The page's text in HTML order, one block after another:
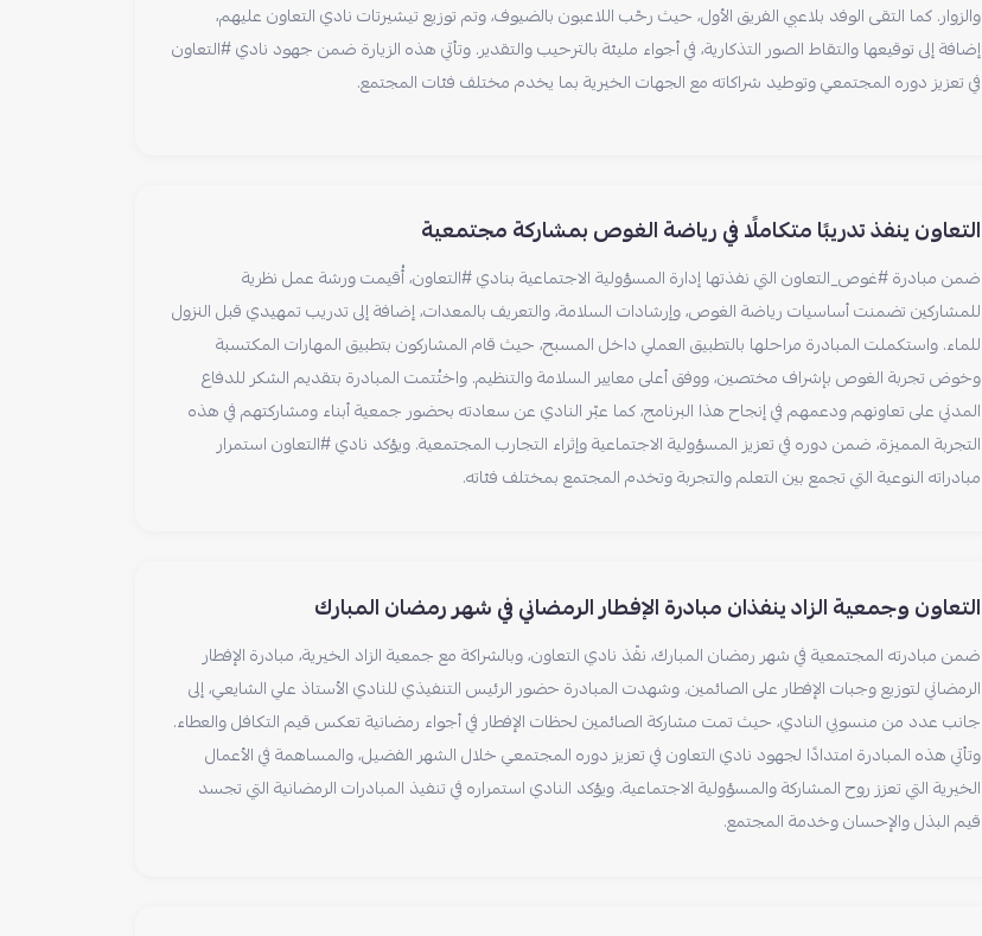
والزوار. كما التقى الوفد بلاعبي الفريق الأول، حيث رحّب اللاعبون بالضيوف، وتم توزيع تيشيرتات نادي التعاون عليهم،
إضافة إلى توقيعها والتقاط الصور التذكارية، في أجواء مليئة بالترحيب والتقدير. وتأتي هذه الزيارة ضمن جهود نادي #التعاون
في تعزيز دوره المجتمعي وتوطيد شراكاته مع الجهات الخيرية بما يخدم مختلف فئات المجتمع.
التعاون ينفذ تدريبًا متكاملًا في رياضة الغوص بمشاركة مجتمعية
ضمن مبادرة #غوص_التعاون التي نفذتها إدارة المسؤولية الاجتماعية بنادي #التعاون، أُقيمت ورشة عمل نظرية
للمشاركين تضمنت أساسيات رياضة الغوص، وإرشادات السلامة، والتعريف بالمعدات، إضافة إلى تدريب تمهيدي قبل النزول
للماء. واستكملت المبادرة مراحلها بالتطبيق العملي داخل المسبح، حيث قام المشاركون بتطبيق المهارات المكتسبة
وخوض تجربة الغوص بإشراف مختصين، ووفق أعلى معايير السلامة والتنظيم. واختُتمت المبادرة بتقديم الشكر للدفاع
المدني على تعاونهم ودعمهم في إنجاح هذا البرنامج، كما عبّر النادي عن سعادته بحضور جمعية أبناء ومشاركتهم في هذه
التجربة المميزة، ضمن دوره في تعزيز المسؤولية الاجتماعية وإثراء التجارب المجتمعية. ويؤكد نادي #التعاون استمرار
مبادراته النوعية التي تجمع بين التعلم والتجربة وتخدم المجتمع بمختلف فئاته.
التعاون وجمعية الزاد ينفذان مبادرة الإفطار الرمضاني في شهر رمضان المبارك
ضمن مبادرته المجتمعية في شهر رمضان المبارك، نفّذ نادي التعاون، وبالشراكة مع جمعية الزاد الخيرية، مبادرة الإفطار
الرمضاني لتوزيع وجبات الإفطار على الصائمين. وشهدت المبادرة حضور الرئيس التنفيذي للنادي الأستاذ علي الشايعي، إلى
جانب عدد من منسوبي النادي، حيث تمت مشاركة الصائمين لحظات الإفطار في أجواء رمضانية تعكس قيم التكافل والعطاء.
وتأتي هذه المبادرة امتدادًا لجهود نادي التعاون في تعزيز دوره المجتمعي خلال الشهر الفضيل، والمساهمة في الأعمال
الخيرية التي تعزز روح المشاركة والمسؤولية الاجتماعية. ويؤكد النادي استمراره في تنفيذ المبادرات الرمضانية التي تجسد
قيم البذل والإحسان وخدمة المجتمع.